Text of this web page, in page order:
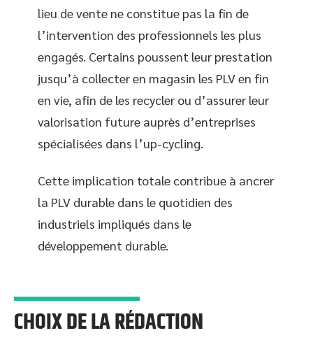
lieu de vente ne constitue pas la fin de
l’intervention des professionnels les plus
engagés. Certains poussent leur prestation
jusqu’à collecter en magasin les PLV en fin
en vie, afin de les recycler ou d’assurer leur
valorisation future auprès d’entreprises
spécialisées dans l’up-cycling.
Cette implication totale contribue à ancrer
la PLV durable dans le quotidien des
industriels impliqués dans le
développement durable.
CHOIX DE LA RÉDACTION